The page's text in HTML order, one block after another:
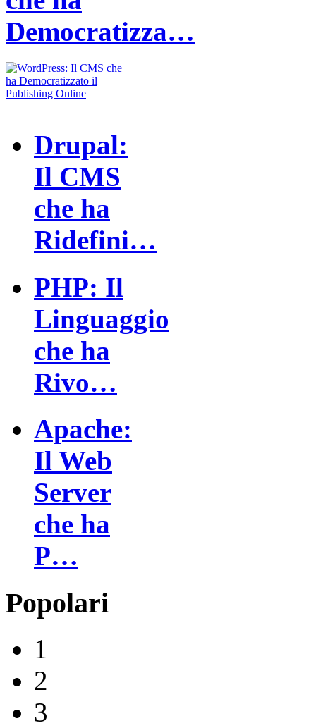
Democratizza…
Drupal:
Il CMS
che ha
Ridefini…
PHP: Il
Linguaggio
che ha
Rivo…
Apache:
Il Web
Server
che ha
P…
Popolari
1
2
3